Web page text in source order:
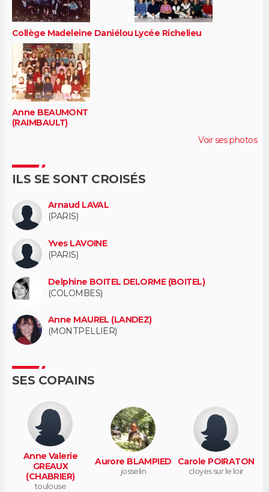
Collège Madeleine Daniélou Lycée Richelieu
Anne BEAUMONT
(RAIMBAULT)
Voir ses photos
ILS SE SONT CROISÉS
Arnaud LAVAL
(PARIS)
Yves LAVOINE
(PARIS)
Delphine BOITEL DELORME (BOITEL)
(COLOMBES)
Anne MAUREL (LANDEZ)
(MONTPELLIER)
SES COPAINS
Anne Valerie
GREAUX
(CHABRIER)
toulouse
Aurore BLAMPIED
josselin
Carole POIRATON
cloyes sur le loir